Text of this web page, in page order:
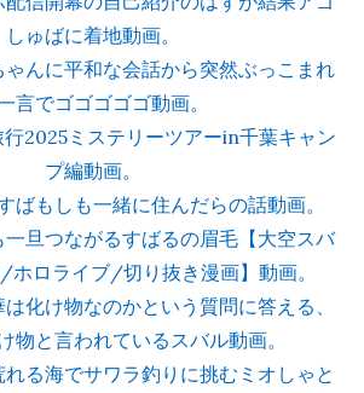
しゅばに着地動画。
ゃんに平和な会話から突然ぶっこまれ
言でゴゴゴゴゴ動画。
行2025ミステリーツアーin千葉キャン
プ編動画。
ばもしも一緒に住んだらの話動画。
一旦つながるすばるの眉毛【大空スバ
ロライブ/切り抜き漫画】動画。
は化け物なのかという質問に答える、
物と言われているスバル動画。
れる海でサワラ釣りに挑むミオしゃと